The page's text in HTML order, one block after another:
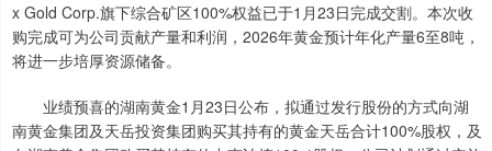
x Gold Corp.旗下综合矿区100%权益已于1月23日完成交割。本次收
购完成可为公司贡献产量和利润，2026年黄金预计年化产量6至8吨，
将进一步培厚资源储备。
业绩预喜的湖南黄金1月23日公布，拟通过发行股份的方式向湖
南黄金集团及天岳投资集团购买其持有的黄金天岳合计100%股权，及